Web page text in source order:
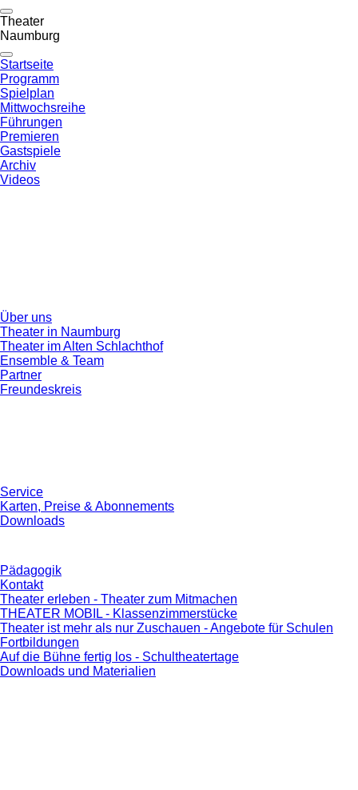
Theater
Naumburg
Startseite
Programm
Spielplan
Mittwochsreihe
Führungen
Premieren
Gastspiele
Archiv
Videos
Über uns
Theater in Naumburg
Theater im Alten Schlachthof
Ensemble & Team
Partner
Freundeskreis
Service
Karten, Preise & Abonnements
Downloads
Pädagogik
Kontakt
Theater erleben - Theater zum Mitmachen
THEATER MOBIL - Klassenzimmerstücke
Theater ist mehr als nur Zuschauen - Angebote für Schulen
Fortbildungen
Auf die Bühne fertig los - Schultheatertage
Downloads und Materialien